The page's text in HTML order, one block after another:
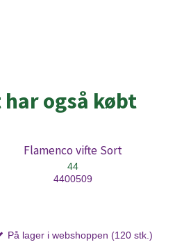
også købt
Flamenco vifte Sort
44
4400509
På lager i webshoppen (120 stk.)